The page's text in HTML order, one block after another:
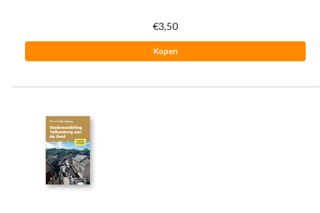
€3,50
Kopen